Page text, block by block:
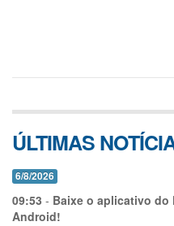
ÚLTIMAS
6/8/2026
09:53 - Baixe o aplicativo do
Android!